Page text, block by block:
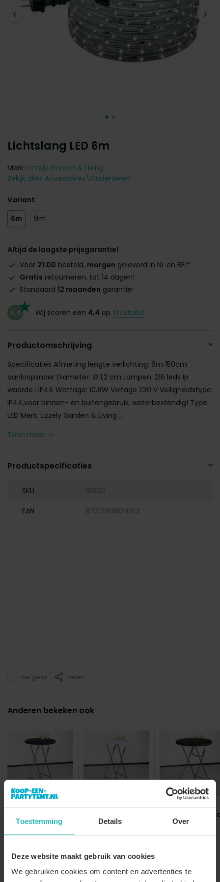
Toestemming Details Over
Deze website maakt gebruik van cookies
We gebruiken cookies om content en advertenties te
Lichtslang LED 6m
Merk: Lizzely Garden & Living
Bekijk alles Accessoires\Onderdelen
Variant:
6m
9m
Altijd de laagste prijsgarantie!
Vóór 21:00 besteld, morgen geleverd in NL en BE!*
Gratis retourneren, tot 14 dagen!
Standaard 12 maanden garantie!
4,4 Wij scoren een 4,4 op Trustpilot
Productomschrijving
Specificaties Afmeting lengte verlichting: 6m 150cm
aanloopsnoer Diameter: Ø 1,2 cm Lampen: 216 leds Ip
waarde : IP44 Wattage: 10,8W Voltage 230 V Veiligheidstype:
IP44,voor binnen- en buitengebruik, waterbestendig! Type:
LED Merk: Lizzely Garden & Living ...
Toon meer
Productspecificaties
SKU 16800
EAN 8720968624613
Vergelijk Delen
Anderen bekeken ook
80cm breed